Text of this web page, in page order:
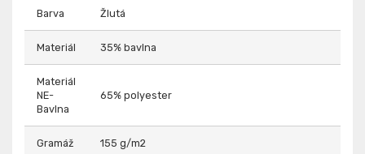
Barva Žlutá
Materiál 35% bavlna
Materiál
NE-
Bavlna
65% polyester
Gramáž 155 g/m2